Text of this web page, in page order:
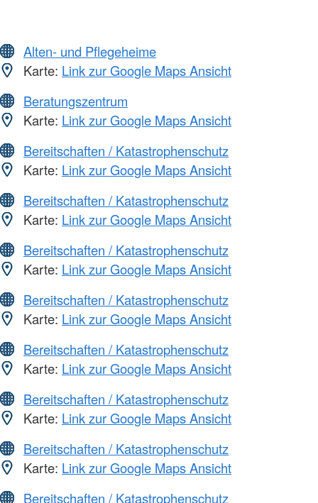
Alten- und Pflegeheime
Karte: Link zur Google Maps Ansicht
Beratungszentrum
Karte: Link zur Google Maps Ansicht
Bereitschaften / Katastrophenschutz
Karte: Link zur Google Maps Ansicht
Bereitschaften / Katastrophenschutz
Karte: Link zur Google Maps Ansicht
Bereitschaften / Katastrophenschutz
Karte: Link zur Google Maps Ansicht
Bereitschaften / Katastrophenschutz
Karte: Link zur Google Maps Ansicht
Bereitschaften / Katastrophenschutz
Karte: Link zur Google Maps Ansicht
Bereitschaften / Katastrophenschutz
Karte: Link zur Google Maps Ansicht
Bereitschaften / Katastrophenschutz
Karte: Link zur Google Maps Ansicht
Bereitschaften / Katastrophenschutz